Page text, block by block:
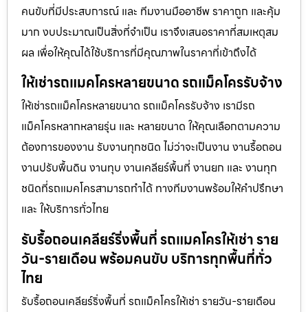
คนขับที่มีประสบการณ์ และ ทีมงานมืออาชีพ ราคาถูก และคุ้ม
มาก งบประมาณเป็นสิ่งที่จำเป็น เราจึงเสนอราคาที่สมเหตุสม
ผล เพื่อให้คุณได้ใช้บริการที่มีคุณภาพในราคาที่เข้าถึงได้
ให้เช่ารถแมคโครหลายขนาด รถแม็คโครรับจ้าง
ให้เช่ารถแม็คโครหลายขนาด รถแม็คโครรับจ้าง เรามีรถ
แม็คโครหลากหลายรุ่น และ หลายขนาด ให้คุณเลือกตามความ
ต้องการของงาน รับงานทุกชนิด ไม่ว่าจะเป็นงาน งานรื้อถอน
งานปรับพื้นดิน งานทุบ งานเคลียร์พื้นที่ งานยก และ งานทุก
ชนิดที่รถแมคโครสามารถทำได้ ทางทีมงานพร้อมให้คำปรึกษา
และ ให้บริการทั่วไทย
รับรื้อถอนเคลียร์ริ่งพื้นที่ รถแมคโครให้เช่า ราย
วัน-รายเดือน พร้อมคนขับ บริการทุกพื้นที่ทั่ว
ไทย
รับรื้อถอนเคลียร์ริ่งพื้นที่ รถแม็คโครให้เช่า รายวัน-รายเดือน